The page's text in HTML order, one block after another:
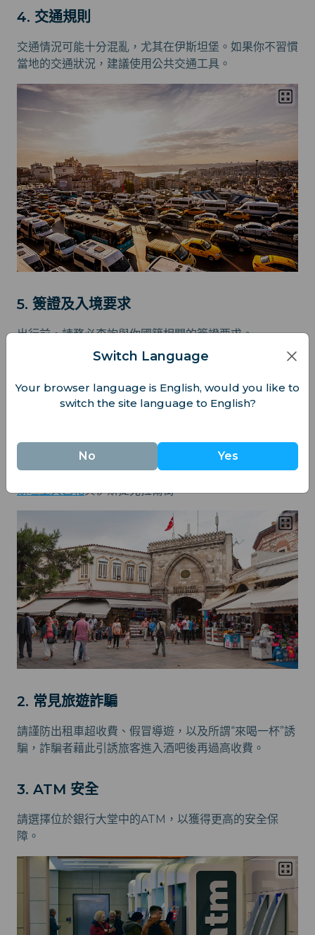
4. 交通規則
交通情況可能十分混亂，尤其在伊斯坦堡。如果你不習慣
當地的交通狀況，建議使用公共交通工具。
5. 簽證及入境要求
出行前，請務必查詢與你國籍相關的簽證要求。
犯罪與旅遊詐騙
土耳其整體來說是安全的，旅遊區的暴力犯罪率非常低，
但扒竊和詐騙仍可能發生，尤其在人潮眾多的地方，如伊
斯坦堡大巴札與伊斯提克拉爾街。
2. 常見旅遊詐騙
請謹防出租車超收費、假冒導遊，以及所謂“來喝一杯”誘
騙，詐騙者藉此引誘旅客進入酒吧後再過高收費。
3. ATM 安全
請選擇位於銀行大堂中的ATM，以獲得更高的安全保
障。
Switch Language
Your browser language is English, would you like to
switch the site language to English?
No Yes